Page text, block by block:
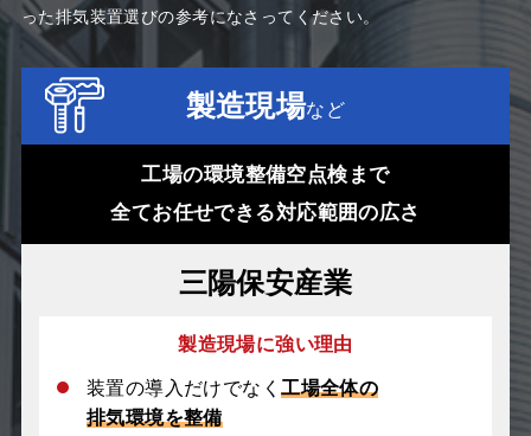
った排気装置選びの参考になさってください。
製造現場など
工場の環境整備空点検まで
全てお任せできる対応範囲の広さ
三陽保安産業
製造現場に強い理由
装置の導入だけでなく工場全体の
排気環境を整備